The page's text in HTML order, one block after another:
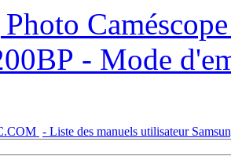
- Mode
- Liste des manuels utilisateur